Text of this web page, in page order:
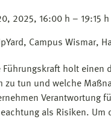
2025, 16:00 h – 19:15 h
Campus Wismar,
Führungskraft holt einen
zu tun und welche
Verantwortung
als Risiken. Um